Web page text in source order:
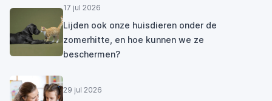
17 jul 2026
Lijden ook onze huisdieren onder de
zomerhitte, en hoe kunnen we ze
beschermen?
29 jul 2026